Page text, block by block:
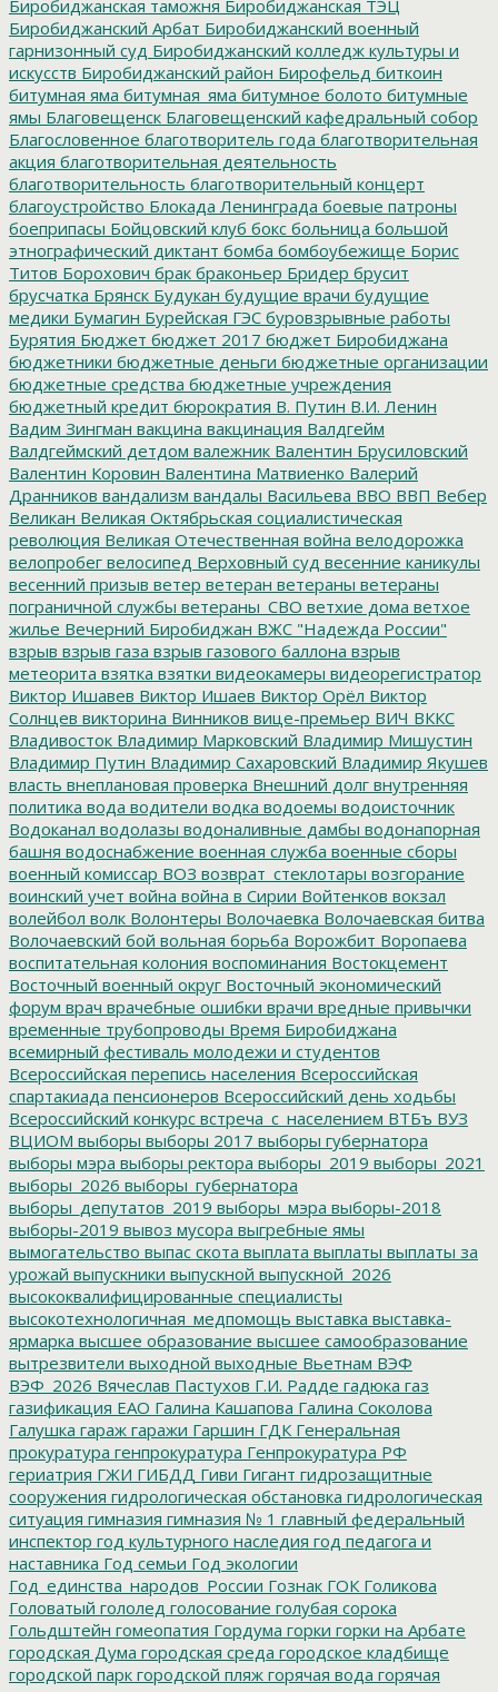
Биробиджанская таможня Биробиджанская ТЭЦ
Биробиджанский Арбат Биробиджанский военный
гарнизонный суд Биробиджанский колледж культуры и
искусств Биробиджанский район Бирофельд биткоин
битумная яма битумная_яма битумное болото битумные
ямы Благовещенск Благовещенский кафедральный собор
Благословенное благотворитель года благотворительная
акция благотворительная деятельность
благотворительность благотворительный концерт
благоустройство Блокада Ленинграда боевые патроны
боеприпасы Бойцовский клуб бокс больница большой
этнографический диктант бомба бомбоубежище Борис
Титов Борохович брак браконьер Бридер брусит
брусчатка Брянск Будукан будущие врачи будущие
медики Бумагин Бурейская ГЭС буровзрывные работы
Бурятия Бюджет бюджет 2017 бюджет Биробиджана
бюджетники бюджетные деньги бюджетные организации
бюджетные средства бюджетные учреждения
бюджетный кредит бюрократия В. Путин В.И. Ленин
Вадим Зингман вакцина вакцинация Валдгейм
Валдгеймский детдом валежник Валентин Брусиловский
Валентин Коровин Валентина Матвиенко Валерий
Дранников вандализм вандалы Васильева ВВО ВВП Вебер
Великан Великая Октябрьская социалистическая
революция Великая Отечественная война велодорожка
велопробег велосипед Верховный суд весенние каникулы
весенний призыв ветер ветеран ветераны ветераны
пограничной службы ветераны_СВО ветхие дома ветхое
жилье Вечерний Биробиджан ВЖС "Надежда России"
взрыв взрыв газа взрыв газового баллона взрыв
метеорита взятка взятки видеокамеры видеорегистратор
Виктор Ишавев Виктор Ишаев Виктор Орёл Виктор
Солнцев викторина Винников вице-премьер ВИЧ ВККС
Владивосток Владимир Марковский Владимир Мишустин
Владимир Путин Владимир Сахаровский Владимир Якушев
власть внеплановая проверка Внешний долг внутренняя
политика вода водители водка водоемы водоисточник
Водоканал водолазы водоналивные дамбы водонапорная
башня водоснабжение военная служба военные сборы
военный комиссар ВОЗ возврат_стеклотары возгорание
воинский учет война война в Сирии Войтенков вокзал
волейбол волк Волонтеры Волочаевка Волочаевская битва
Волочаевский бой вольная борьба Ворожбит Воропаева
воспитательная колония воспоминания Востокцемент
Восточный военный округ Восточный экономический
форум врач врачебные ошибки врачи вредные привычки
временные трубопроводы Время Биробиджана
всемирный фестиваль молодежи и студентов
Всероссийская перепись населения Всероссийская
спартакиада пенсионеров Всероссийский день ходьбы
Всероссийский конкурс встреча_с_населением ВТБъ ВУЗ
ВЦИОМ выборы выборы 2017 выборы губернатора
выборы мэра выборы ректора выборы_2019 выборы_2021
выборы_2026 выборы_губернатора
выборы_депутатов_2019 выборы_мэра выборы-2018
выборы-2019 вывоз мусора выгребные ямы
вымогательство выпас скота выплата выплаты выплаты за
урожай выпускники выпускной выпускной_2026
высококвалифицированные специалисты
высокотехнологичная_медпомощь выставка выставка-
ярмарка высшее образование высшее самообразование
вытрезвители выходной выходные Вьетнам ВЭФ
ВЭФ_2026 Вячеслав Пастухов Г.И. Радде гадюка газ
газификация ЕАО Галина Кашапова Галина Соколова
Галушка гараж гаражи Гаршин ГДКГенеральная
прокуратура генпрокуратура Генпрокуратура РФ
гериатрия ГЖИ ГИБДД Гиви Гигант гидрозащитные
сооружения гидрологическая обстановка гидрологическая
ситуация гимназия гимназия № 1 главный федеральный
инспектор год культурного наследия год педагога и
наставника Год семьи Год экологии
Год_единства_народов_России Гознак ГОКГоликова
Головатый гололед голосование голубая сорока
Гольдштейн гомеопатия Гордума горки горки на Арбате
городская Дума городская среда городское кладбище
городской парк городской пляж горячая вода горячая